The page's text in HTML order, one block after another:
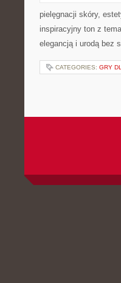
pielęgnacji skóry,
inspiracyjny ton z
elegancją i urodą bez
CATEGORIES: GRY